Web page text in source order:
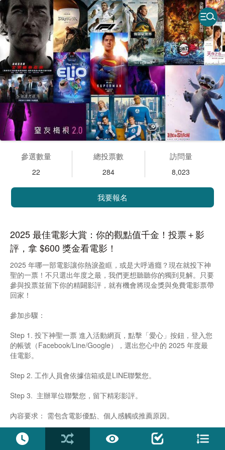
參選數量
22
總投票數
284
訪問量
8,023
我要報名
2025 最佳電影大賞：你的觀點值千金！投票＋影
評，拿 $600 獎金看電影！
2025 年哪一部電影讓你熱淚盈眶，或是大呼過癮？現在就投下神
聖的一票！不只選出年度之最，我們更想聽聽你的獨到見解。只要
參與投票並留下你的精闢影評，就有機會將現金獎與免費電影票帶
回家！
參加步驟：
Step 1. 投下神聖一票 進入活動網頁，點擊「愛心」按鈕，登入您
的帳號（Facebook/Line/Google），選出您心中的 2025 年度最
佳電影。
Step 2. 工作人員會依據信箱或是LINE聯繫您。
Step 3. 主辦單位聯繫您，留下精彩影評。
內容要求： 需包含電影優點、個人感觸或推薦原因。
字數限制： 建議 200 字以上。